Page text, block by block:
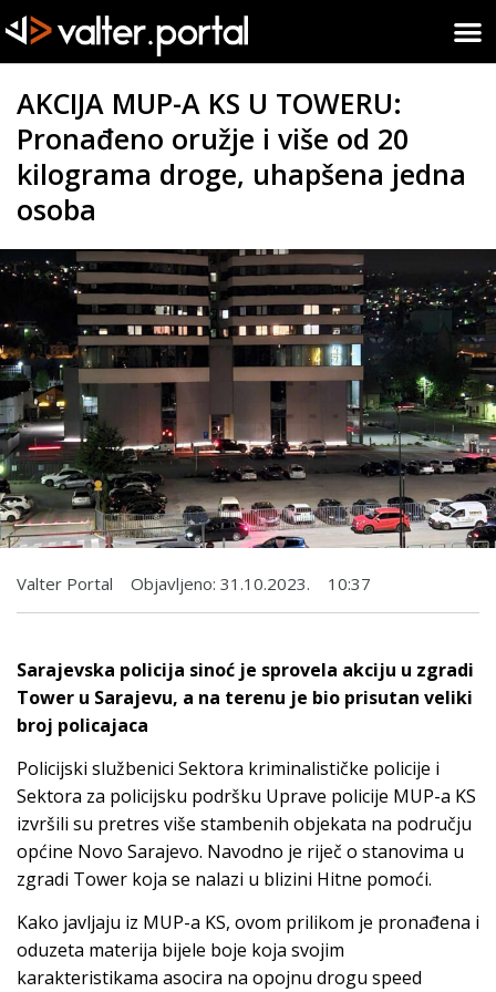
AKCIJA MUP-A KS U TOWERU:
Pronađeno oružje i više od 20
kilograma droge, uhapšena jedna
osoba
Valter Portal Objavljeno: 31.10.2023. 10:37
Sarajevska policija sinoć je sprovela akciju u zgradi
Tower u Sarajevu, a na terenu je bio prisutan veliki
broj policajaca
Policijski službenici Sektora kriminalističke policije i
Sektora za policijsku podršku Uprave policije MUP-a KS
izvršili su pretres više stambenih objekata na području
općine Novo Sarajevo. Navodno je riječ o stanovima u
zgradi Tower koja se nalazi u blizini Hitne pomoći.
Kako javljaju iz MUP-a KS, ovom prilikom je pronađena i
oduzeta materija bijele boje koja svojim
karakteristikama asocira na opojnu drogu speed